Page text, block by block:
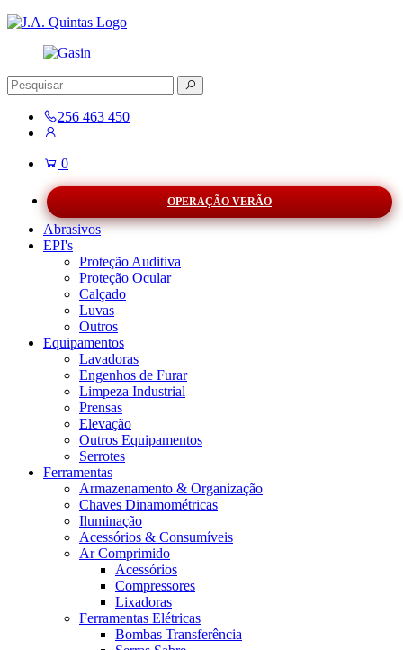
J.A. Quintas
Equipamento e acessórios para a indústria
256 463 450
0
OPERAÇÃO VERÃO
Abrasivos
EPI's
Proteção Auditiva
Proteção Ocular
Calçado
Luvas
Outros
Equipamentos
Lavadoras
Engenhos de Furar
Limpeza Industrial
Prensas
Elevação
Outros Equipamentos
Serrotes
Ferramentas
Armazenamento & Organização
Chaves Dinamométricas
Iluminação
Acessórios & Consumíveis
Ar Comprimido
Acessórios
Compressores
Lixadoras
Ferramentas Elétricas
Bombas Transferência